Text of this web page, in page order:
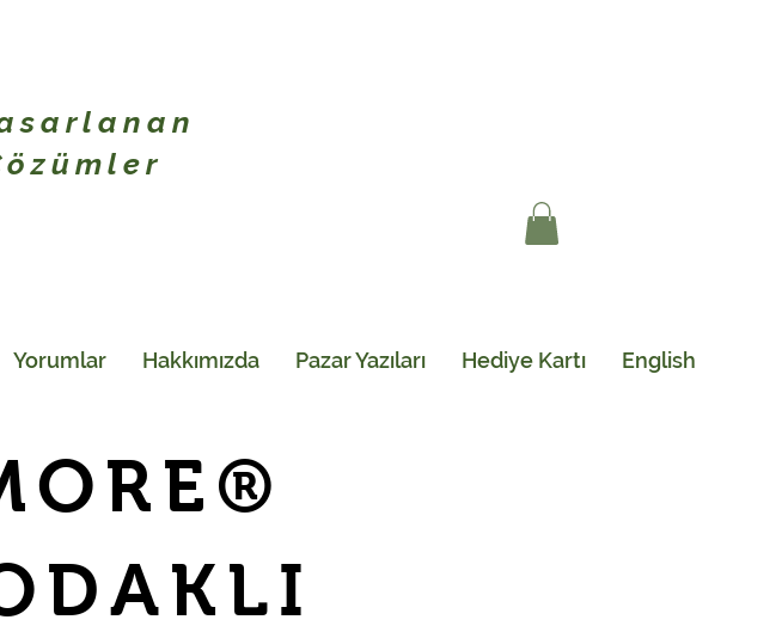
Yorumlar Hakkımızda Pazar Yazıları Hediye Kartı English